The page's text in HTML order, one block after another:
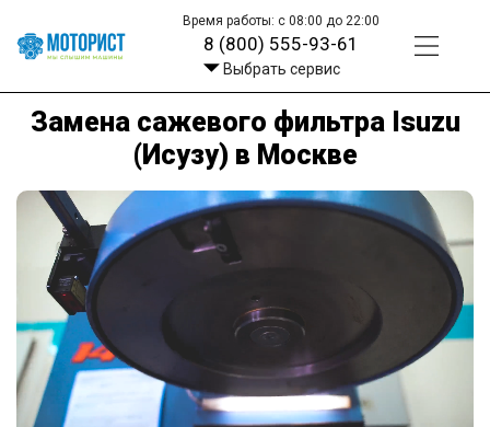
Время работы: с 08:00 до 22:00
8 (800) 555-93-61
Выбрать сервис
Замена сажевого фильтра Isuzu
(Исузу) в Москве